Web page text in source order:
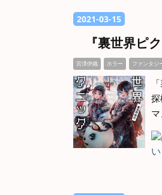
2021-03-15
『裏世界ピ
宮澤伊織 ホラー ファンタジ